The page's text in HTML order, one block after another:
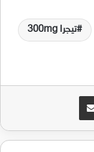
تيجرا 300mg